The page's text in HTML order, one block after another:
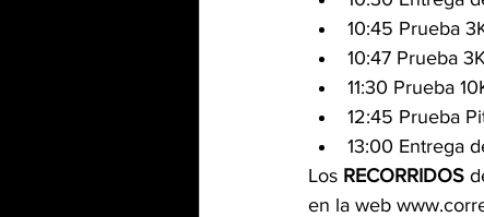
10:45 Prueba
10:47 Prueba
11:30 Prueba
12:45 Prueba
13:00 Entrega
Los RECORRIDOS
en la web